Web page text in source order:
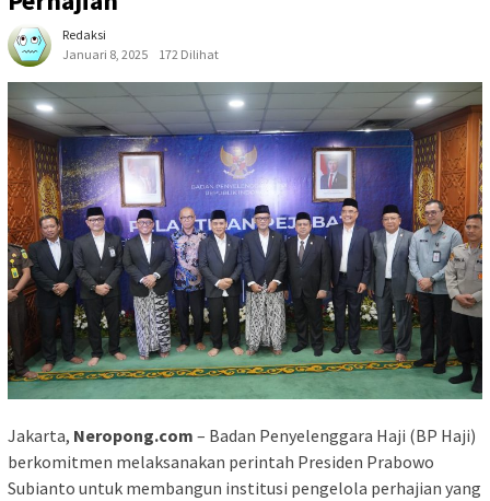
Redaksi
Januari 8, 2025
172 Dilihat
Jakarta, Neropong.com – Badan Penyelenggara Haji (BP Haji)
berkomitmen melaksanakan perintah Presiden Prabowo
Subianto untuk membangun institusi pengelola perhajian yang